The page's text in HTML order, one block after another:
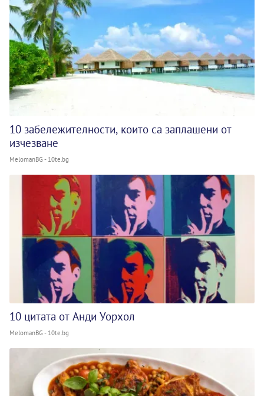
10 забележителности, които са заплашени от
изчезване
MelomanBG - 10te.bg
10 цитата от Анди Уорхол
MelomanBG - 10te.bg